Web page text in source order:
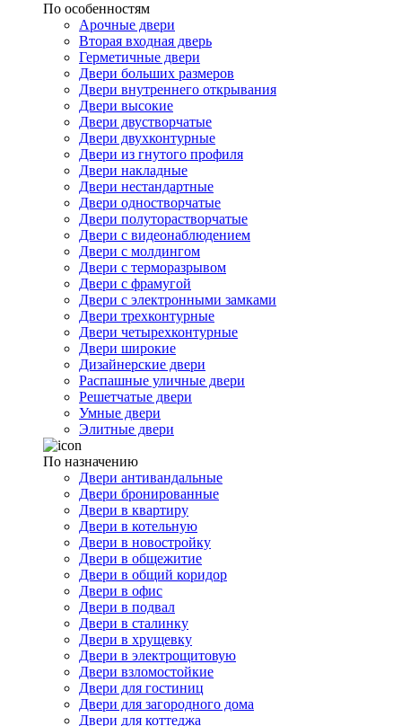
По особенностям
Арочные двери
Вторая входная дверь
Герметичные двери
Двери больших размеров
Двери внутреннего открывания
Двери высокие
Двери двустворчатые
Двери двухконтурные
Двери из гнутого профиля
Двери накладные
Двери нестандартные
Двери одностворчатые
Двери полуторастворчатые
Двери с видеонаблюдением
Двери с молдингом
Двери с терморазрывом
Двери с фрамугой
Двери с электронными замками
Двери трехконтурные
Двери четырехконтурные
Двери широкие
Дизайнерские двери
Распашные уличные двери
Решетчатые двери
Умные двери
Элитные двери
По назначению
Двери антивандальные
Двери бронированные
Двери в квартиру
Двери в котельную
Двери в новостройку
Двери в общежитие
Двери в общий коридор
Двери в офис
Двери в подвал
Двери в сталинку
Двери в хрущевку
Двери в электрощитовую
Двери взломостойкие
Двери для гостиниц
Двери для загородного дома
Двери для коттеджа